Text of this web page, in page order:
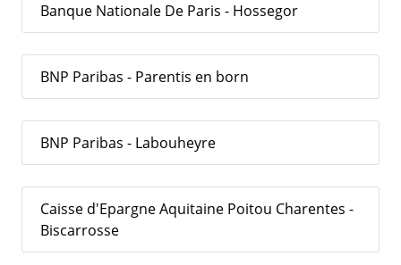
Banque Nationale De Paris - Hossegor
BNP Paribas - Parentis en born
BNP Paribas - Labouheyre
Caisse d'Epargne Aquitaine Poitou Charentes -
Biscarrosse